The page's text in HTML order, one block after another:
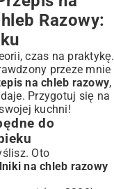
Razowy:
czas na praktykę.
przeze mnie
na chleb razowy,
Przygotuj się na
kuchni!
do
Oto
na chleb razowy